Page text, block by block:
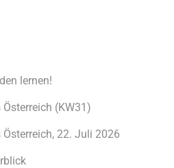
lernen!
(KW31)
22. Juli 2026